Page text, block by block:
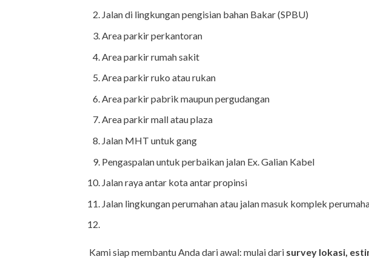
Jalan di lingkungan pengisian bahan Bakar (SPBU)
Area parkir perkantoran
Area parkir rumah sakit
Area parkir ruko atau rukan
Area parkir pabrik maupun pergudangan
Area parkir mall atau plaza
Jalan MHT untuk gang
Pengaspalan untuk perbaikan jalan Ex. Galian Kabel
Jalan raya antar kota antar propinsi
Jalan lingkungan perumahan atau jalan masuk komplek
Kami siap membantu Anda dari awal: mulai dari survey lokasi,